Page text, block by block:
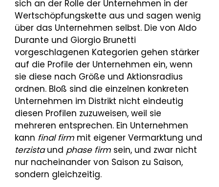
sich an der Rolle der Unternehmen in der
Wertschöpfungskette aus und sagen wenig
über das Unternehmen selbst. Die von Aldo
Durante und Giorgio Brunetti
vorgeschlagenen Kategorien gehen stärker
auf die Profile der Unternehmen ein, wenn
sie diese nach Größe und Aktionsradius
ordnen. Bloß sind die einzelnen konkreten
Unternehmen im Distrikt nicht eindeutig
diesen Profilen zuzuweisen, weil sie
mehreren entsprechen. Ein Unternehmen
kann final firm mit eigener Vermarktung und
terzistaund phase firm sein, und zwar nicht
nur nacheinander von Saison zu Saison,
sondern gleichzeitig.